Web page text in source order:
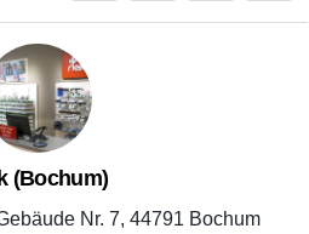
(Bochum)
Nr. 7, 44791 Bochum